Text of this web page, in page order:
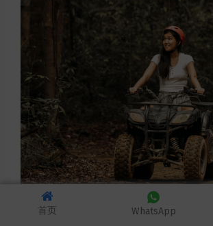
首页 WhatsApp